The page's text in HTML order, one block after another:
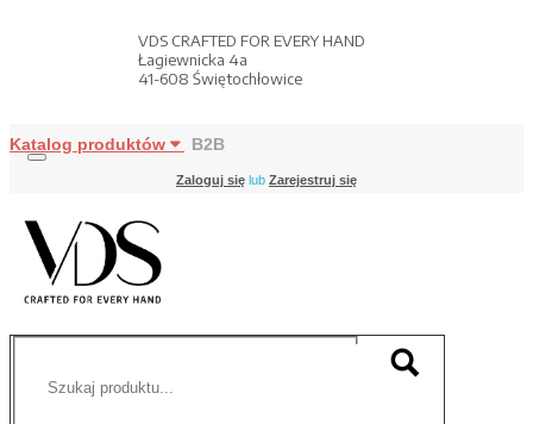
VDS CRAFTED FOR EVERY HAND
Łagiewnicka 4a
41-608 Świętochłowice
Katalog produktów B2B
Zaloguj się lub Zarejestruj się